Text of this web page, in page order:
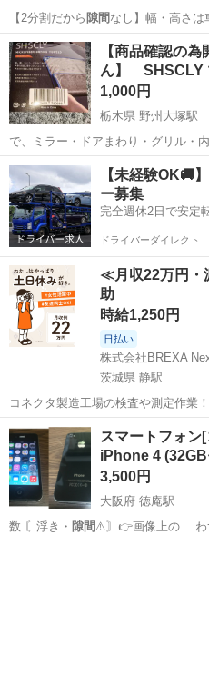
【2分割だから 隙間 なし】幅・高さ
し。 【ご注意… m~数十cmほどの隙
青森 三沢市 三沢駅 内装
【商品確認の
ん】 SHSCLY
1,000円
栃木県 野州大塚駅
で、ミラー・ドアまわり・グリル・
応。大判タオルでは…
栃木 栃木市 野州大塚駅
【未経験OK🚚
ー募集
完全週休2日で安定
ドライバーダイレクト
≪月収22万円・
助
時給1,250円
日払い
株式会社BREXA
茨城県 静駅
コネクタ製造工場の検査や測定作業
日128日★クリーンルーム内作業★マ
★就業先食堂利用可！日払い制度あり！
工場のお仕事 ◇コネクタ製造工...
茨城 常陸大宮市 静駅
スマートフォ
iPhone 4
3,500円
大阪府 徳庵駅
数 〘浮き・ 隙間⚠️〙👉️画像上の… わ